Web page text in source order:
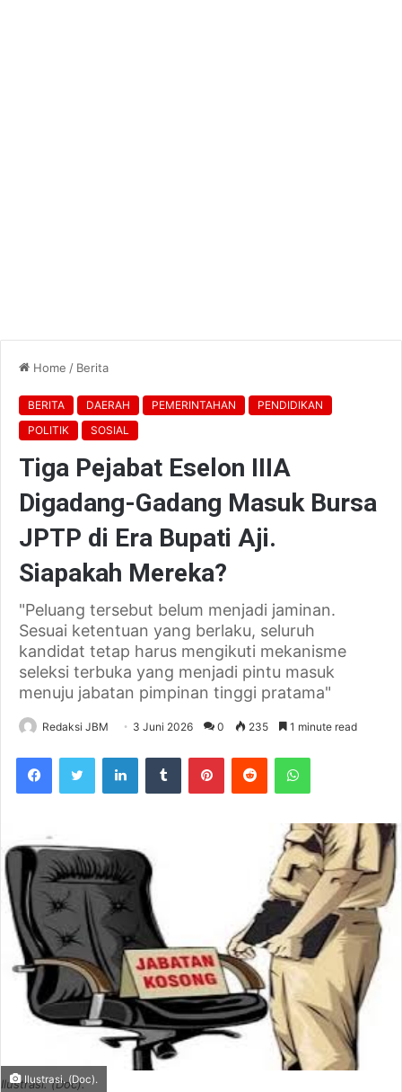
Home / Berita
BERITA DAERAH PEMERINTAHAN
PENDIDIKAN
POLITIK
SOSIAL
Tiga Pejabat Eselon IIIA
Digadang-Gadang Masuk Bursa
JPTP di Era Bupati Aji.
Siapakah Mereka?
"Peluang tersebut belum menjadi jaminan.
Sesuai ketentuan yang berlaku, seluruh
kandidat tetap harus mengikuti mekanisme
seleksi terbuka yang menjadi pintu masuk
menuju jabatan pimpinan tinggi pratama"
Redaksi JBM 3 Juni 2026 0 235 1 minute read
Ilustrasi. (Doc).
Ilustrasi. (Doc).